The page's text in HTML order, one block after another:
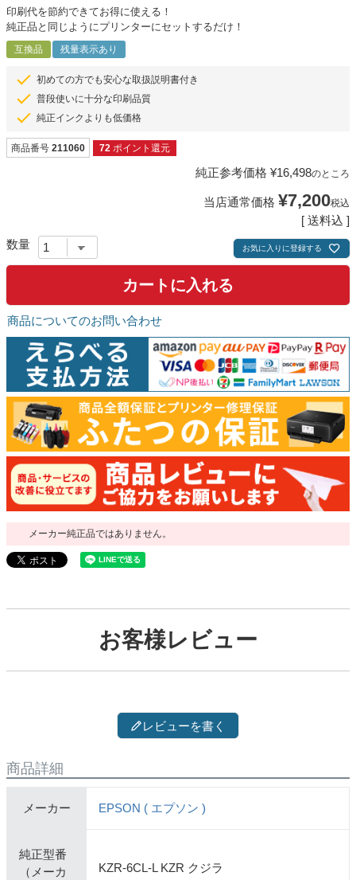
印刷代を節約できてお得に使える！
純正品と同じようにプリンターにセットするだけ！
互換品 残量表示あり
初めての方でも安心な取扱説明書付き
普段使いに十分な印刷品質
純正インクよりも低価格
商品番号 211060 72 ポイント還元
純正参考価格 ¥16,498のところ
当店通常価格 ¥7,200税込
送料込
お気に入りに登録する
カートに入れる
商品についてのお問い合わせ
メーカー純正品ではありません。
お客様レビュー
レビューを書く
商品詳細
メーカー EPSON ( エプソン )
純正型番
（メーカ
KZR-6CL-L KZR クジラ